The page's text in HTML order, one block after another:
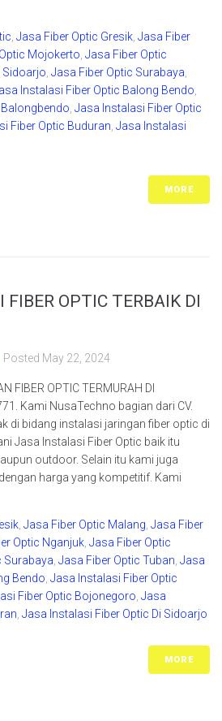
Jasa Fiber Optic Gresik Jasa Fiber
Mojokerto Jasa Fiber Optic
Sidoarjo Jasa Fiber Optic Surabaya
Instalasi Fiber Optic Balong Bendo
Jasa Instalasi Fiber Optic
Fiber Optic Buduran Jasa Instalasi
MORE
OPTIC TERBAIK DI
Posted May 22, 2024
FIBER OPTIC TERMURAH DI
Kami NusaTechno bagian dari CV.
di bidang instalasi jaringan fiber optic di
Jasa Instalasi Fiber Optic baik itu
outdoor. Selain itu kami juga
harga yang kompetitif. Kami
Jasa Fiber Optic Malang Jasa Fiber
Optic Nganjuk Jasa Fiber Optic
Surabaya Jasa Fiber Optic Tuban Jasa
Bendo Jasa Instalasi Fiber Optic
Fiber Optic Bojonegoro Jasa
Jasa Instalasi Fiber Optic Di Sidoarjo
MORE